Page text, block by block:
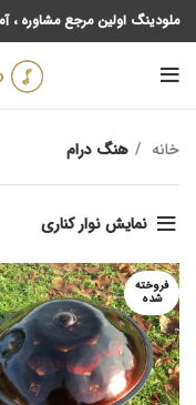
ملودینگ اولین مرجع مشاوره
خانه هنگ درام
نمایش نوار کناری
فروخته
شده